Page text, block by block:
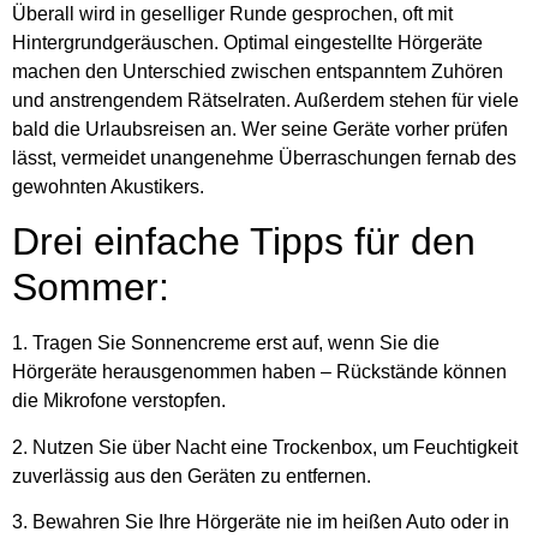
Überall wird in geselliger Runde gesprochen, oft mit
Hintergrundgeräuschen. Optimal eingestellte Hörgeräte
machen den Unterschied zwischen entspanntem Zuhören
und anstrengendem Rätselraten. Außerdem stehen für viele
bald die Urlaubsreisen an. Wer seine Geräte vorher prüfen
lässt, vermeidet unangenehme Überraschungen fernab des
gewohnten Akustikers.
Drei einfache Tipps für den
Sommer:
1. Tragen Sie Sonnencreme erst auf, wenn Sie die
Hörgeräte herausgenommen haben – Rückstände können
die Mikrofone verstopfen.
2. Nutzen Sie über Nacht eine Trockenbox, um Feuchtigkeit
zuverlässig aus den Geräten zu entfernen.
3. Bewahren Sie Ihre Hörgeräte nie im heißen Auto oder in